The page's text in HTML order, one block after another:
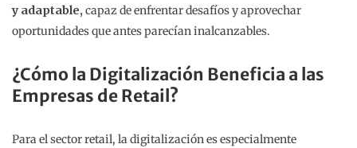
y adaptable, capaz de enfrentar desafíos y aprovechar
oportunidades que antes parecían inalcanzables.
¿Cómo la Digitalización Beneficia a las
Empresas de Retail?
Para el sector retail, la digitalización es especialmente